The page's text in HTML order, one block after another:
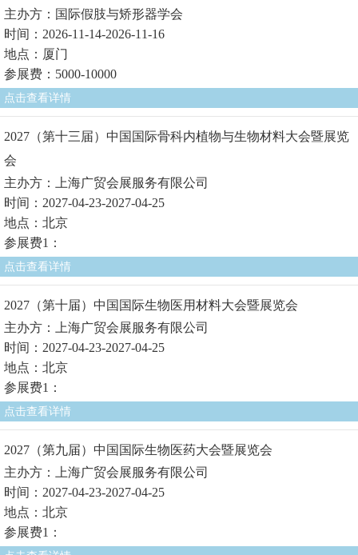
主办方：国际假肢与矫形器学会
时间：2026-11-14-2026-11-16
地点：厦门
参展费：5000-10000
点击查看详情
2027（第十三届）中国国际骨科内植物与生物材料大会暨展览
会
主办方：上海广贸会展服务有限公司
时间：2027-04-23-2027-04-25
地点：北京
参展费1：
点击查看详情
2027（第十届）中国国际生物医用材料大会暨展览会
主办方：上海广贸会展服务有限公司
时间：2027-04-23-2027-04-25
地点：北京
参展费1：
点击查看详情
2027（第九届）中国国际生物医药大会暨展览会
主办方：上海广贸会展服务有限公司
时间：2027-04-23-2027-04-25
地点：北京
参展费1：